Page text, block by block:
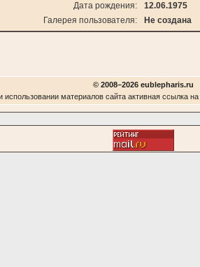
Дата рождения:
12.06.1975
Галерея пользователя:
Не создана
© 2008–2026 eublepharis.ru
использовании материалов сайта активная ссылка на